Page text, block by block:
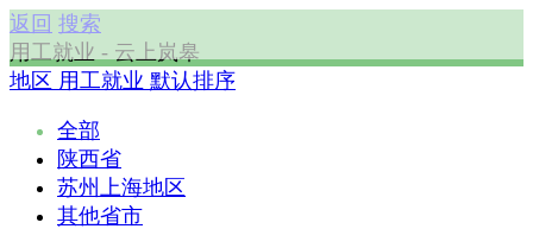
返回 搜索
用工就业 - 云上岚皋
地区 用工就业 默认排序
全部
陕西省
苏州上海地区
其他省市